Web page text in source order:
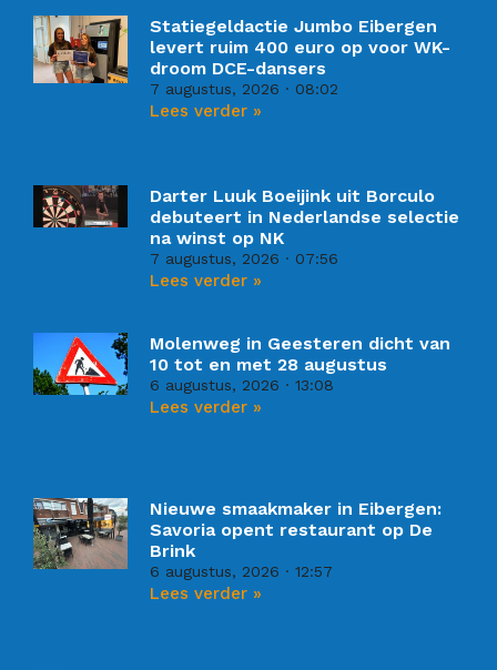
Statiegeldactie Jumbo Eibergen
levert ruim 400 euro op voor WK-
droom DCE-dansers
7 augustus, 2026 08:02
Lees verder »
Darter Luuk Boeijink uit Borculo
debuteert in Nederlandse selectie
na winst op NK
7 augustus, 2026 07:56
Lees verder »
Molenweg in Geesteren dicht van
10 tot en met 28 augustus
6 augustus, 2026 13:08
Lees verder »
Nieuwe smaakmaker in Eibergen:
Savoria opent restaurant op De
Brink
6 augustus, 2026 12:57
Lees verder »